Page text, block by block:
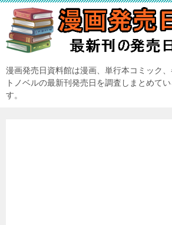
漫画発売日資料館は漫画、単行本コミック
トノベルの最新刊発売日を調査しまとめて
す。